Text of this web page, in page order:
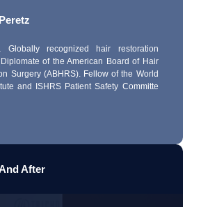
recognized hair restoration
of the American Board of Hair
Surgery (ABHRS). Fellow of the World
and ISHRS Patient Safety Committe
After